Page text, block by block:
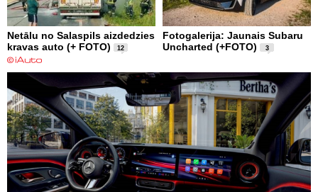
Netālu no Salaspils aizdedzies
kravas auto (+ FOTO)
12
Fotogalerija: Jaunais Subaru
Uncharted (+FOTO)
3